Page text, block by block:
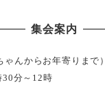
集会案内
ゃんからお年寄りまで）
分～12時